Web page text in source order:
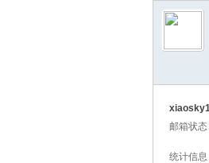
›
邮箱状态
统计信息